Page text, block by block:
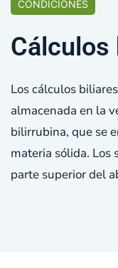
CONDICIONES
Cálculos
Los cálculos
almacenada en la
bilirrubina, que se
materia sólida. Los
parte superior del